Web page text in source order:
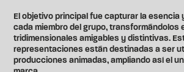
El objetivo principal fue capturar la esencia
cada miembro del grupo, transformándolos
tridimensionales amigables y distintivas.
representaciones están destinadas a ser
producciones animadas, ampliando así el